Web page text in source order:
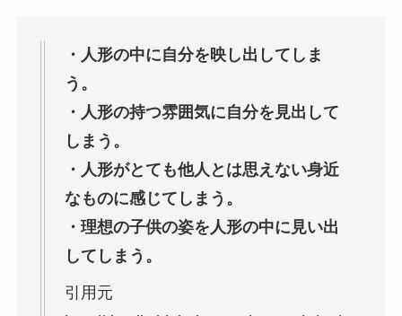
・人形の中に自分を映し出してしま
う。
・人形の持つ雰囲気に自分を見出して
しまう。
・人形がとても他人とは思えない身近
なものに感じてしまう。
・理想の子供の姿を人形の中に見い出
してしまう。
引用元